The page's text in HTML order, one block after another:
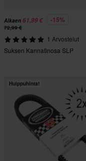
Alkaen 61,99 € -15%
72,99 €
1 Arvostelut
Suksen Kannatinosa SLP
Huippuhinta!